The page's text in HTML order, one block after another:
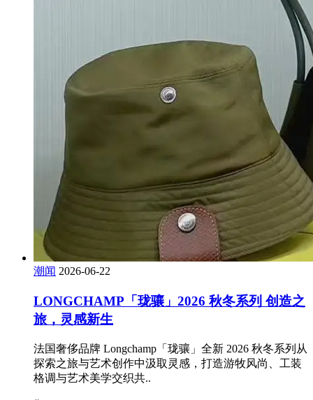
潮闻 2026-06-22
LONGCHAMP「珑骧」2026 秋冬系列 创造之
旅，灵感新生
法国奢侈品牌 Longchamp「珑骧」全新 2026 秋冬系列从
探索之旅与艺术创作中汲取灵感，打造游牧风尚、工装
格调与艺术美学交织共..